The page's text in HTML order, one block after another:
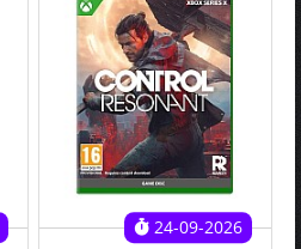
24-09-2026